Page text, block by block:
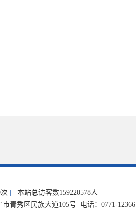
次 本站总访客数159220578人
青秀区民族大道105号 电话：0771-12366